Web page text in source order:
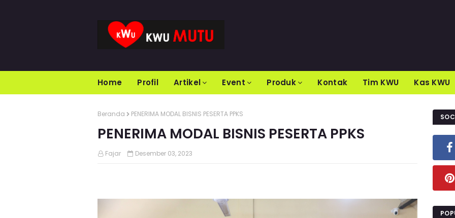
Home Profil Artikel Event Produk Kontak Tim KWU Kas KWU
Beranda PENERIMA MODAL BISNIS PESERTA PPKS
PENERIMA MODAL BISNIS PESERTA PPKS
Fajar Desember 03, 2023